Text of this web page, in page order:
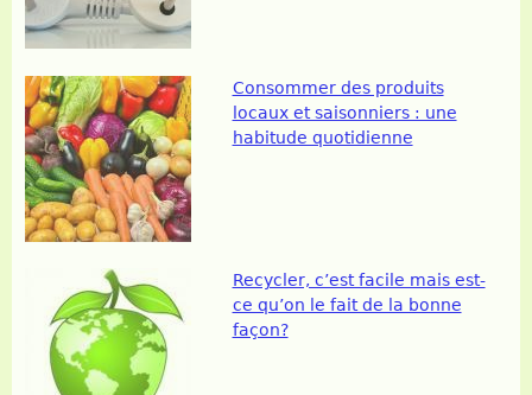
Consommer des produits
locaux et saisonniers : une
habitude quotidienne
Recycler, c’est facile mais est-
ce qu’on le fait de la bonne
façon?